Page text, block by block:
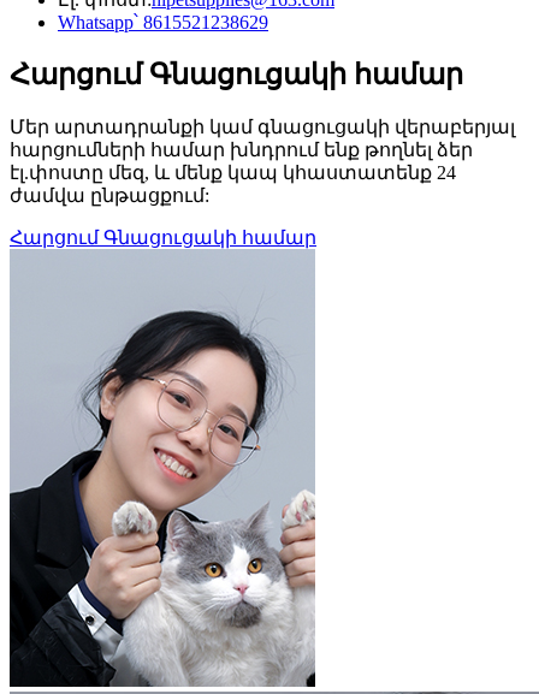
Whatsapp՝ 8615521238629
Հարցում Գնացուցակի համար
Մեր արտադրանքի կամ գնացուցակի վերաբերյալ
հարցումների համար խնդրում ենք թողնել ձեր
էլ.փոստը մեզ, և մենք կապ կհաստատենք 24
ժամվա ընթացքում:
Հարցում Գնացուցակի համար